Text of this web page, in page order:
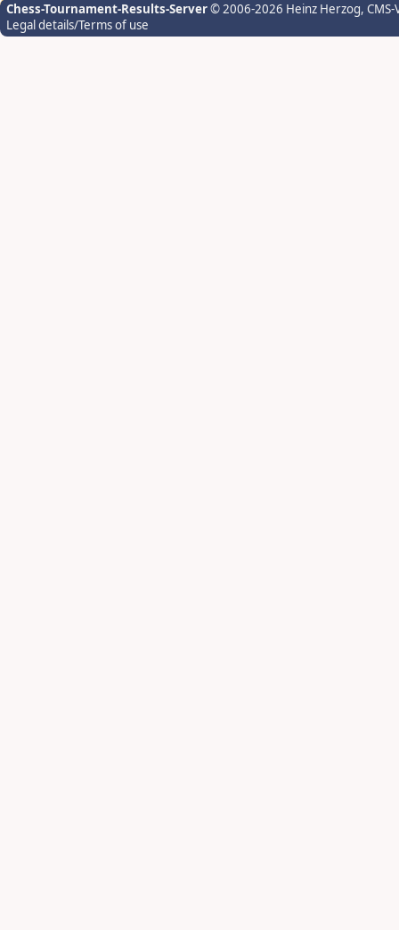
Chess-Tournament-Results-Server© 2006-2026 Heinz Herzog,
Legal details/Terms of use